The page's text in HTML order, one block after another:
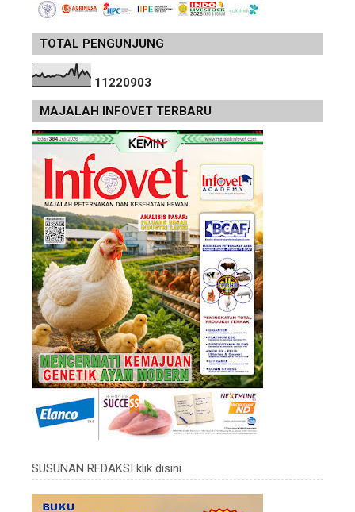
TOTAL PENGUNJUNG
11220903
MAJALAH INFOVET TERBARU
SUSUNAN REDAKSI klik disini